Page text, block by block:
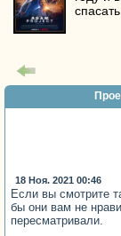
18 Ноя. 2021 00:46
Если вы смотрите
бы они вам не
пересматривали.